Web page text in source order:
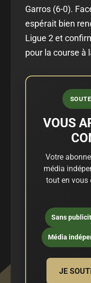
Garros (6-0).
espérait bien
Ligue 2 et
pour la course à
VOUS
Votre
média
tout en vous
Sans
Média
JE